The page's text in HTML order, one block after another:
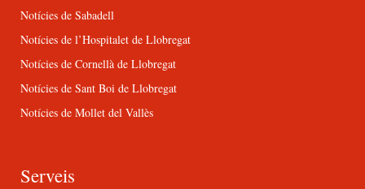
Notícies de Sabadell
Notícies de l’Hospitalet de Llobregat
Notícies de Cornellà de Llobregat
Notícies de Sant Boi de Llobregat
Notícies de Mollet del Vallès
Serveis